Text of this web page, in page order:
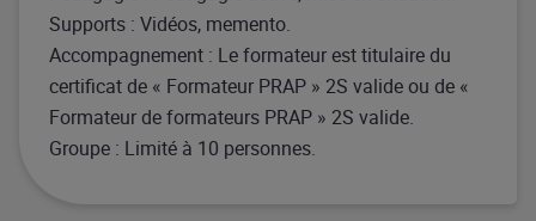
Supports : Vidéos, memento​.
Accompagnement : Le formateur est titulaire du
certificat de « Formateur PRAP » 2S valide ou de «
Formateur de formateurs PRAP » 2S valide.​
Groupe : Limité à 10 personnes​.